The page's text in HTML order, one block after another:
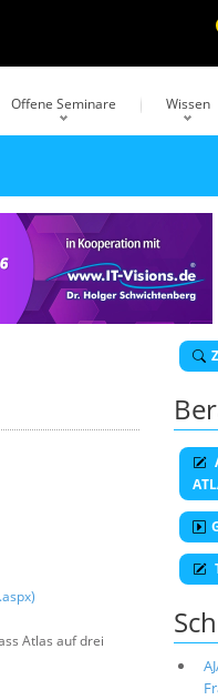
Offene Seminare Wissen
Atlas auf drei